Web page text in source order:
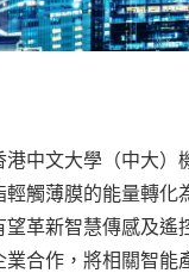
港中文大學（中大）
輕觸薄膜的能量轉化
望革新智慧傳感及遙
業合作，將相關智能